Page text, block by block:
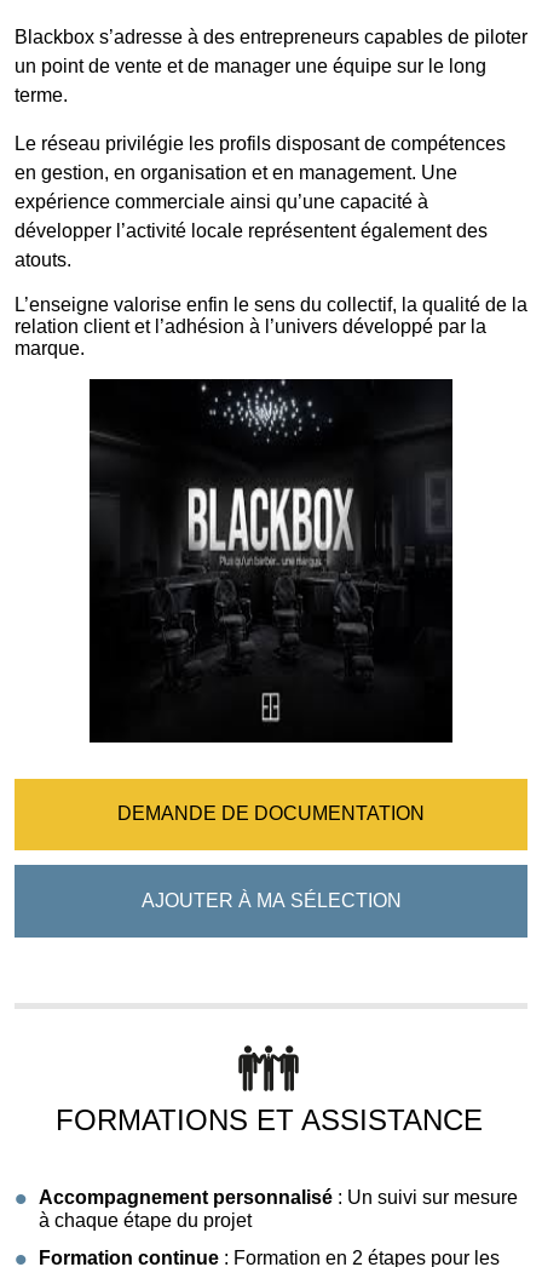
Blackbox s’adresse à des entrepreneurs capables de piloter
un point de vente et de manager une équipe sur le long
terme.
Le réseau privilégie les profils disposant de compétences
en gestion, en organisation et en management. Une
expérience commerciale ainsi qu’une capacité à
développer l’activité locale représentent également des
atouts.
L’enseigne valorise enfin le sens du collectif, la qualité de la
relation client et l’adhésion à l’univers développé par la
marque.
DEMANDE DE DOCUMENTATION
AJOUTER À MA SÉLECTION
FORMATIONS ET ASSISTANCE
Accompagnement personnalisé : Un suivi sur mesure
à chaque étape du projet
Formation continue : Formation en 2 étapes pour les